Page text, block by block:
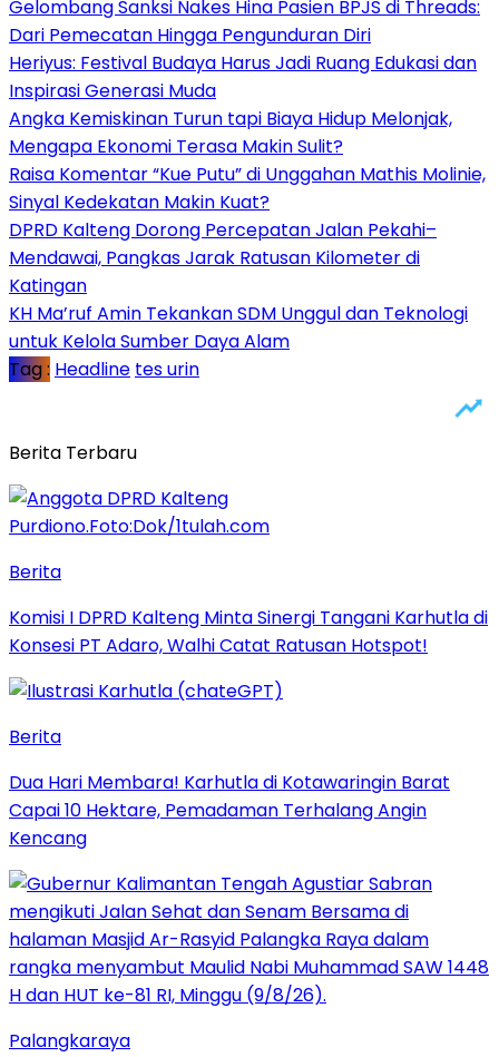
Gelombang Sanksi Nakes Hina Pasien BPJS di Threads:
Dari Pemecatan Hingga Pengunduran Diri
Heriyus: Festival Budaya Harus Jadi Ruang Edukasi dan
Inspirasi Generasi Muda
Angka Kemiskinan Turun tapi Biaya Hidup Melonjak,
Mengapa Ekonomi Terasa Makin Sulit?
Raisa Komentar “Kue Putu” di Unggahan Mathis Molinie,
Sinyal Kedekatan Makin Kuat?
DPRD Kalteng Dorong Percepatan Jalan Pekahi–
Mendawai, Pangkas Jarak Ratusan Kilometer di
Katingan
KH Ma’ruf Amin Tekankan SDM Unggul dan Teknologi
untuk Kelola Sumber Daya Alam
Tag : Headline tes urin
Berita Terbaru
Berita
Komisi I DPRD Kalteng Minta Sinergi Tangani Karhutla di
Konsesi PT Adaro, Walhi Catat Ratusan Hotspot!
Berita
Dua Hari Membara! Karhutla di Kotawaringin Barat
Capai 10 Hektare, Pemadaman Terhalang Angin
Kencang
Palangkaraya